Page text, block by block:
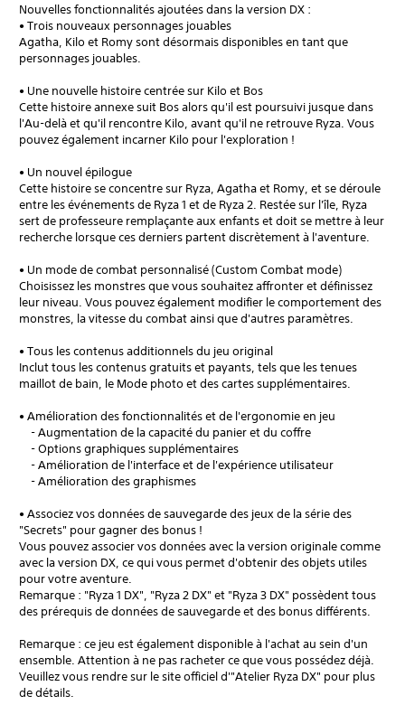
Nouvelles fonctionnalités ajoutées dans la version DX :
• Trois nouveaux personnages jouables
Agatha, Kilo et Romy sont désormais disponibles en tant que
personnages jouables.
• Une nouvelle histoire centrée sur Kilo et Bos
Cette histoire annexe suit Bos alors qu'il est poursuivi jusque dans
l'Au-delà et qu'il rencontre Kilo, avant qu'il ne retrouve Ryza. Vous
pouvez également incarner Kilo pour l'exploration !
• Un nouvel épilogue
Cette histoire se concentre sur Ryza, Agatha et Romy, et se déroule
entre les événements de Ryza 1 et de Ryza 2. Restée sur l'île, Ryza
sert de professeure remplaçante aux enfants et doit se mettre à leur
recherche lorsque ces derniers partent discrètement à l'aventure.
• Un mode de combat personnalisé (Custom Combat mode)
Choisissez les monstres que vous souhaitez affronter et définissez
leur niveau. Vous pouvez également modifier le comportement des
monstres, la vitesse du combat ainsi que d'autres paramètres.
• Tous les contenus additionnels du jeu original
Inclut tous les contenus gratuits et payants, tels que les tenues
maillot de bain, le Mode photo et des cartes supplémentaires.
• Amélioration des fonctionnalités et de l'ergonomie en jeu
- Augmentation de la capacité du panier et du coffre
- Options graphiques supplémentaires
- Amélioration de l'interface et de l'expérience utilisateur
- Amélioration des graphismes
• Associez vos données de sauvegarde des jeux de la série des
"Secrets" pour gagner des bonus !
Vous pouvez associer vos données avec la version originale comme
avec la version DX, ce qui vous permet d'obtenir des objets utiles
pour votre aventure.
Remarque : "Ryza 1 DX", "Ryza 2 DX" et "Ryza 3 DX" possèdent tous
des prérequis de données de sauvegarde et des bonus différents.
Remarque : ce jeu est également disponible à l'achat au sein d'un
ensemble. Attention à ne pas racheter ce que vous possédez déjà.
Veuillez vous rendre sur le site officiel d'"Atelier Ryza DX" pour plus
de détails.